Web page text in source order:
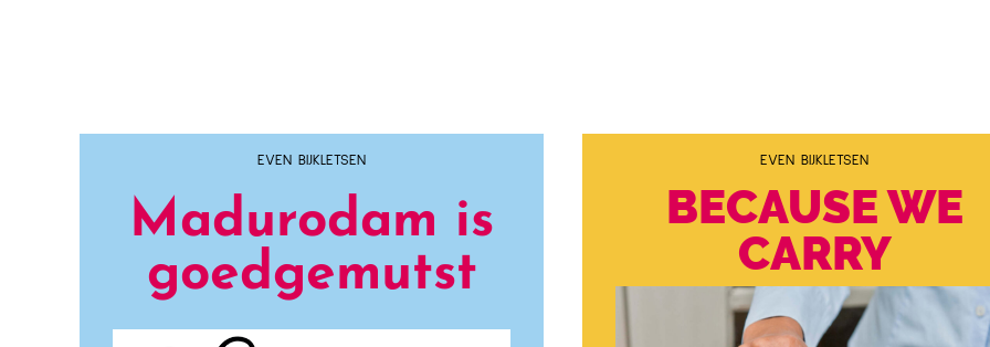
EVEN BIJKLETSEN
Madurodam is
goedgemutst
EVEN BIJKLETSEN
BECAUSE WE
CARRY